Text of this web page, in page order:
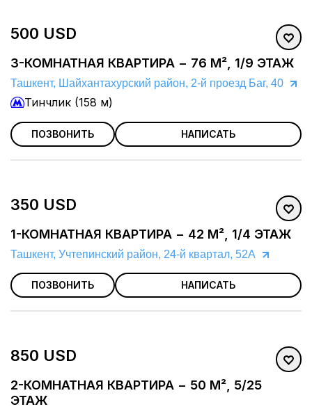
500 USD
3-КОМНАТНАЯ КВАРТИРА − 76 М², 1/9 ЭТАЖ
Ташкент, Шайхантахурский район, 2-й проезд Баг, 40
Тинчлик (158 м)
ПОЗВОНИТЬ НАПИСАТЬ
350 USD
1-КОМНАТНАЯ КВАРТИРА − 42 М², 1/4 ЭТАЖ
Ташкент, Учтепинский район, 24-й квартал, 52А
ПОЗВОНИТЬ НАПИСАТЬ
850 USD
2-КОМНАТНАЯ КВАРТИРА − 50 М², 5/25
ЭТАЖ